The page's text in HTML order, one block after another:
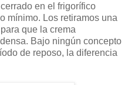
en el frigorífico
mínimo. Los retiramos una
que la crema
Bajo ningún concepto
de reposo, la diferencia